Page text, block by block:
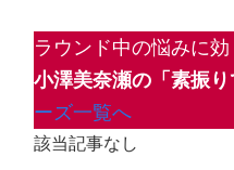
ラウンド中の悩みに効
小澤美奈瀬の「素振り
ーズ一覧へ
該当記事なし